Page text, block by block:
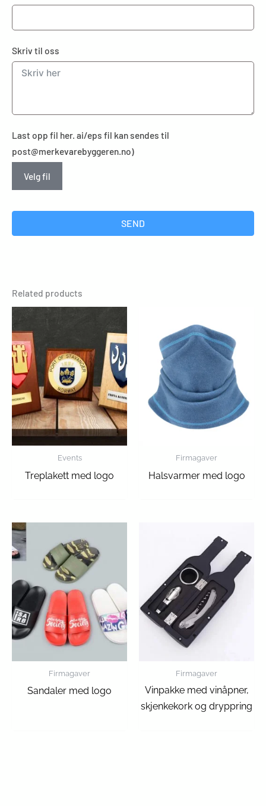
Skriv til oss
Last opp fil her. ai/eps fil kan sendes til
post@merkevarebyggeren.no)
Velg fil
SEND
Related products
Events
Treplakett med logo
Firmagaver
Halsvarmer med logo
Firmagaver
Sandaler med logo
Firmagaver
Vinpakke med vinåpner,
skjenkekork og dryppring